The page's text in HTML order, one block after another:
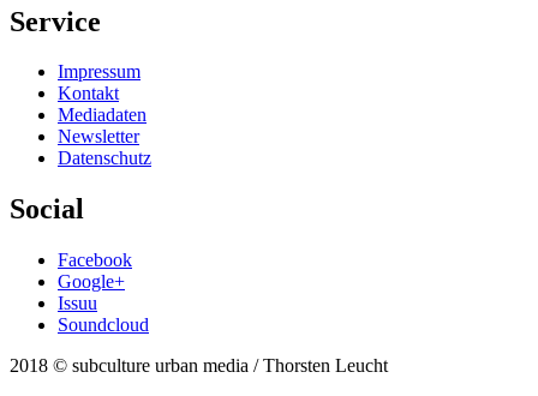
Service
Impressum
Kontakt
Mediadaten
Newsletter
Datenschutz
Social
Facebook
Google+
Issuu
Soundcloud
2018 © subculture urban media / Thorsten Leucht